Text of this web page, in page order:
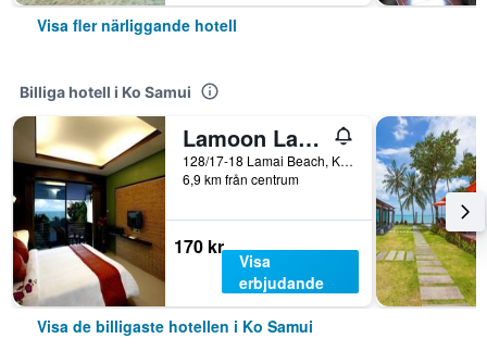
Visa fler närliggande hotell
Billiga hotell i Ko Samui
Lamoon Lamai Residence & Guesthouse
128/17-18 Lamai Beach, Ko Samui, Thailand
6,9 km från centrum
170 kr
Visa
erbjudande
Visa de billigaste hotellen i Ko Samui